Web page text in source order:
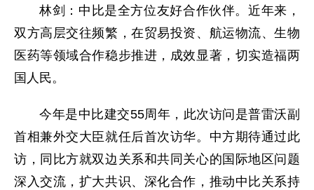
林剑：中比是全方位友好合作伙伴。近年来，
双方高层交往频繁，在贸易投资、航运物流、生物
医药等领域合作稳步推进，成效显著，切实造福两
国人民。
今年是中比建交55周年，此次访问是普雷沃副
首相兼外交大臣就任后首次访华。中方期待通过此
访，同比方就双边关系和共同关心的国际地区问题
深入交流，扩大共识、深化合作，推动中比关系持